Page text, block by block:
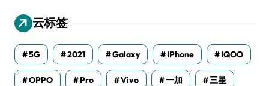
云标签
5G 2021 Galaxy IPhone IQOO
OPPO Pro Vivo 一加 三星